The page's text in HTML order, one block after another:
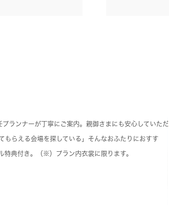
ランナーが丁寧にご案内。親御さまにも安心していただ
もらえる会場を探している」そんなおふたりにおすす
特典付き。（※）プラン内衣裳に限ります。